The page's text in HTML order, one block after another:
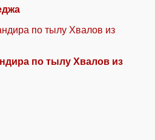
по тылу Хвалов из